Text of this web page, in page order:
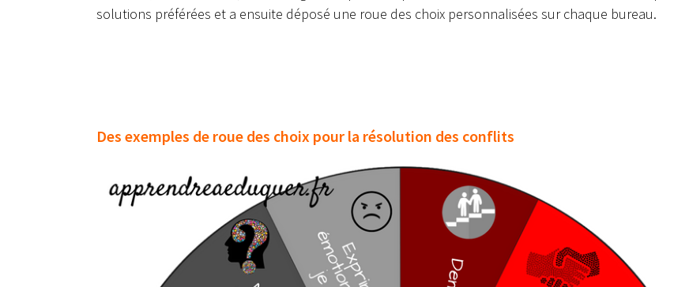
solutions préférées et a ensuite déposé une roue des choix personnalisées sur chaque bureau.
Des exemples de roue des choix pour la résolution des conflits